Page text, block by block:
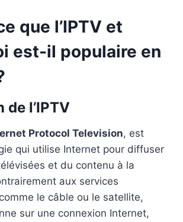
que l’IPTV et
est-il populaire en
l’IPTV
Protocol Television, est
qui utilise Internet pour diffuser
et du contenu à la
aux services
le câble ou le satellite,
sur une connexion Internet,